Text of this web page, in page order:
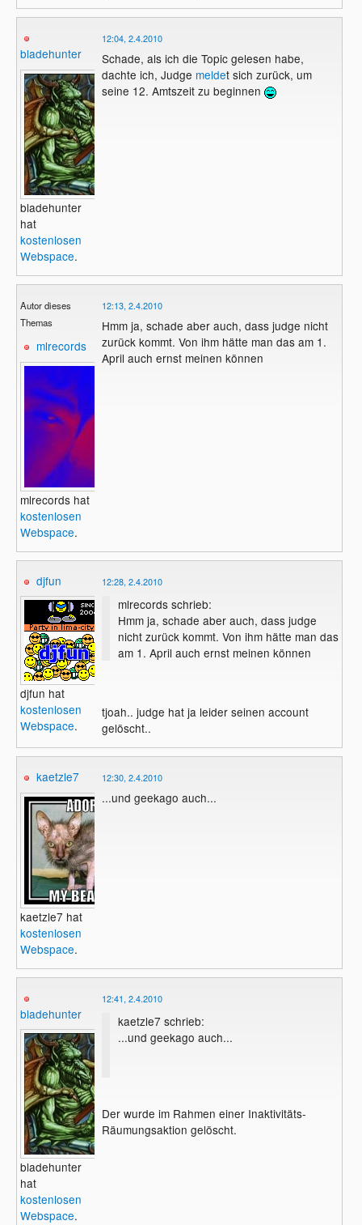
bladehunter
bladehunter
hat
kostenlosen
Webspace.
12:04, 2.4.2010
Schade, als ich die Topic gelesen habe,
dachte ich, Judge meldet sich zurück, um
seine 12. Amtszeit zu beginnen
Autor dieses
Themas
mlrecords
mlrecords hat
kostenlosen
Webspace.
12:13, 2.4.2010
Hmm ja, schade aber auch, dass judge nicht
zurück kommt. Von ihm hätte man das am 1.
April auch ernst meinen können
djfun
djfun hat
kostenlosen
Webspace.
12:28, 2.4.2010
mlrecords schrieb:
Hmm ja, schade aber auch, dass judge
nicht zurück kommt. Von ihm hätte man das
am 1. April auch ernst meinen können
tjoah.. judge hat ja leider seinen account
gelöscht..
kaetzle7
kaetzle7 hat
kostenlosen
Webspace.
12:30, 2.4.2010
...und geekago auch...
bladehunter
bladehunter
hat
kostenlosen
Webspace.
12:41, 2.4.2010
kaetzle7 schrieb:
...und geekago auch...
Der wurde im Rahmen einer Inaktivitäts-
Räumungsaktion gelöscht.